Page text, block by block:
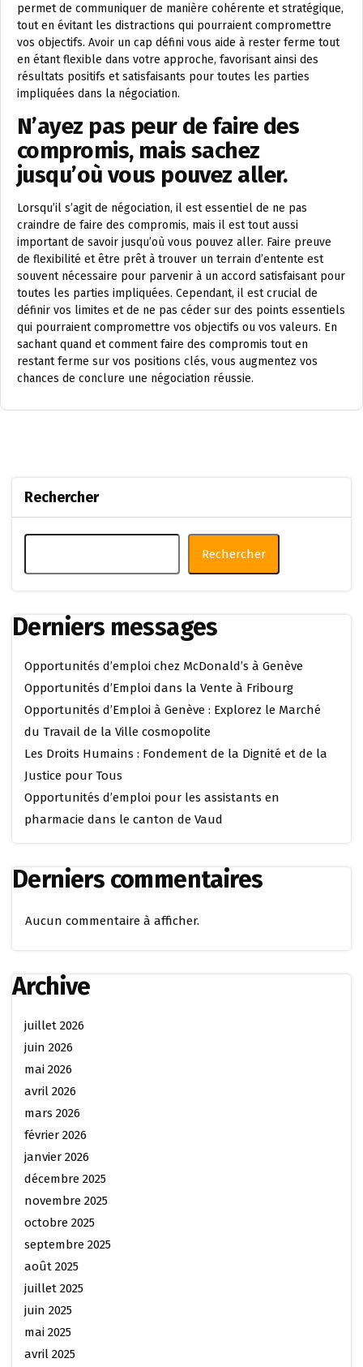
permet de communiquer de manière cohérente et stratégique,
tout en évitant les distractions qui pourraient compromettre
vos objectifs. Avoir un cap défini vous aide à rester ferme tout
en étant flexible dans votre approche, favorisant ainsi des
résultats positifs et satisfaisants pour toutes les parties
impliquées dans la négociation.
N’ayez pas peur de faire des
compromis, mais sachez
jusqu’où vous pouvez aller.
Lorsqu’il s’agit de négociation, il est essentiel de ne pas
craindre de faire des compromis, mais il est tout aussi
important de savoir jusqu’où vous pouvez aller. Faire preuve
de flexibilité et être prêt à trouver un terrain d’entente est
souvent nécessaire pour parvenir à un accord satisfaisant pour
toutes les parties impliquées. Cependant, il est crucial de
définir vos limites et de ne pas céder sur des points essentiels
qui pourraient compromettre vos objectifs ou vos valeurs. En
sachant quand et comment faire des compromis tout en
restant ferme sur vos positions clés, vous augmentez vos
chances de conclure une négociation réussie.
Rechercher
Rechercher
Derniers messages
Opportunités d’emploi chez McDonald’s à Genève
Opportunités d’Emploi dans la Vente à Fribourg
Opportunités d’Emploi à Genève : Explorez le Marché
du Travail de la Ville cosmopolite
Les Droits Humains : Fondement de la Dignité et de la
Justice pour Tous
Opportunités d’emploi pour les assistants en
pharmacie dans le canton de Vaud
Derniers commentaires
Aucun commentaire à afficher.
Archive
juillet 2026
juin 2026
mai 2026
avril 2026
mars 2026
février 2026
janvier 2026
décembre 2025
novembre 2025
octobre 2025
septembre 2025
août 2025
juillet 2025
juin 2025
mai 2025
avril 2025